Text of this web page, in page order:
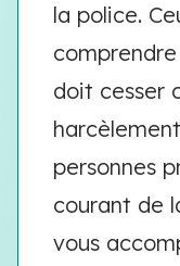
la police.
doit cesser
personnes
courant de
vous